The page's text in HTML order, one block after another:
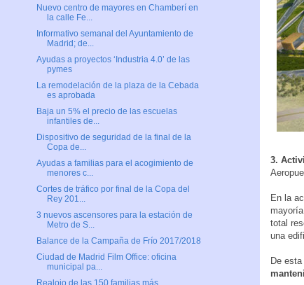
3.
En la
total
una
De
Nuevo centro de mayores en Chamberí en
la calle Fe...
Informativo semanal del Ayuntamiento de
Madrid; de...
Ayudas a proyectos ‘Industria 4.0’ de las
pymes
La remodelación de la plaza de la Cebada
es aprobada
Baja un 5% el precio de las escuelas
infantiles de...
Dispositivo de seguridad de la final de la
Copa de...
Ayudas a familias para el acogimiento de
menores c...
Cortes de tráfico por final de la Copa del
Rey 201...
3 nuevos ascensores para la estación de
Metro de S...
Balance de la Campaña de Frío 2017/2018
Ciudad de Madrid Film Office: oficina
municipal pa...